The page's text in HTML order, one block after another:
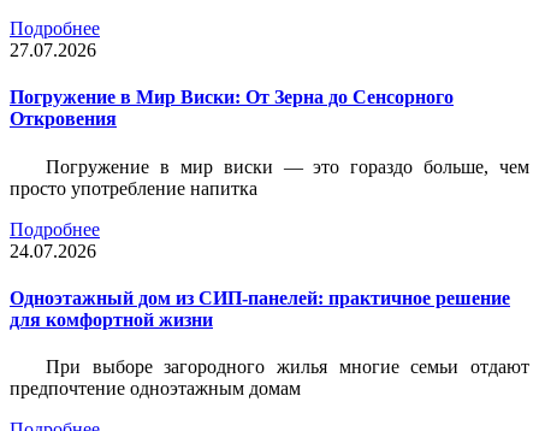
Подробнее
27.07.2026
Погружение в Мир Виски: От Зерна до Сенсорного
Откровения
Погружение в мир виски — это гораздо больше, чем
просто употребление напитка
Подробнее
24.07.2026
Одноэтажный дом из СИП-панелей: практичное решение
для комфортной жизни
При выборе загородного жилья многие семьи отдают
предпочтение одноэтажным домам